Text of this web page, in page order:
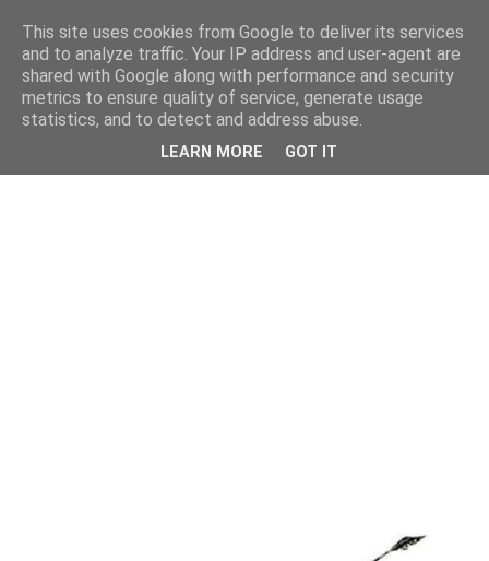
This site uses cookies from Google to deliver its services
and to analyze traffic. Your IP address and user-agent are
shared with Google along with performance and security
metrics to ensure quality of service, generate usage
statistics, and to detect and address abuse.
LEARN MORE GOT IT